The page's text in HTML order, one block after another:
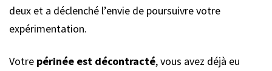
deux et a déclenché l’envie de poursuivre votre
expérimentation.
Votre périnée est décontracté, vous avez déjà eu